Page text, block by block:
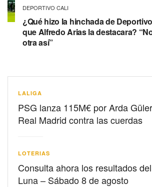
DEPORTIVO CALI
¿Qué hizo la hinchada de
que Alfredo Arias la destacara?
otra así”
LALIGA
PSG lanza 115M€ por Arda
Real Madrid contra las cuerdas
LOTERIAS
Consulta ahora los resultados
Luna – Sábado 8 de agosto